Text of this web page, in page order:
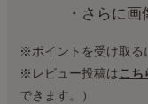
・さらに
※ポイントを受け取る
※レビュー投稿はこち
できます。）